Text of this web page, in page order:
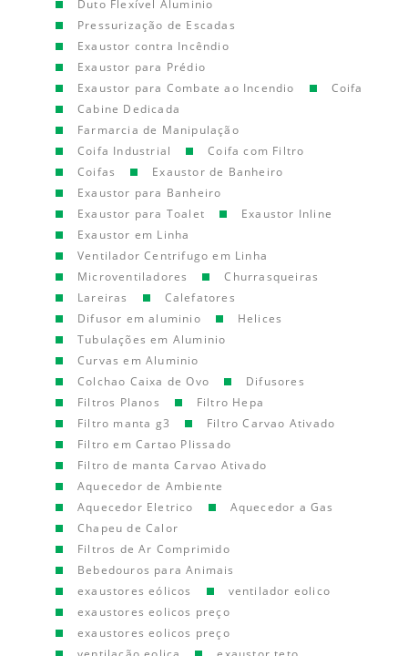
Duto Flexível Aluminio
Pressurização de Escadas
Exaustor contra Incêndio
Exaustor para Prédio
Exaustor para Combate ao Incendio
Coifa
Cabine Dedicada
Farmarcia de Manipulação
Coifa Industrial
Coifa com Filtro
Coifas
Exaustor de Banheiro
Exaustor para Banheiro
Exaustor para Toalet
Exaustor Inline
Exaustor em Linha
Ventilador Centrifugo em Linha
Microventiladores
Churrasqueiras
Lareiras
Calefatores
Difusor em aluminio
Helices
Tubulações em Aluminio
Curvas em Aluminio
Colchao Caixa de Ovo
Difusores
Filtros Planos
Filtro Hepa
Filtro manta g3
Filtro Carvao Ativado
Filtro em Cartao Plissado
Filtro de manta Carvao Ativado
Aquecedor de Ambiente
Aquecedor Eletrico
Aquecedor a Gas
Chapeu de Calor
Filtros de Ar Comprimido
Bebedouros para Animais
exaustores eólicos
ventilador eolico
exaustores eolicos preço
exaustores eolicos preço